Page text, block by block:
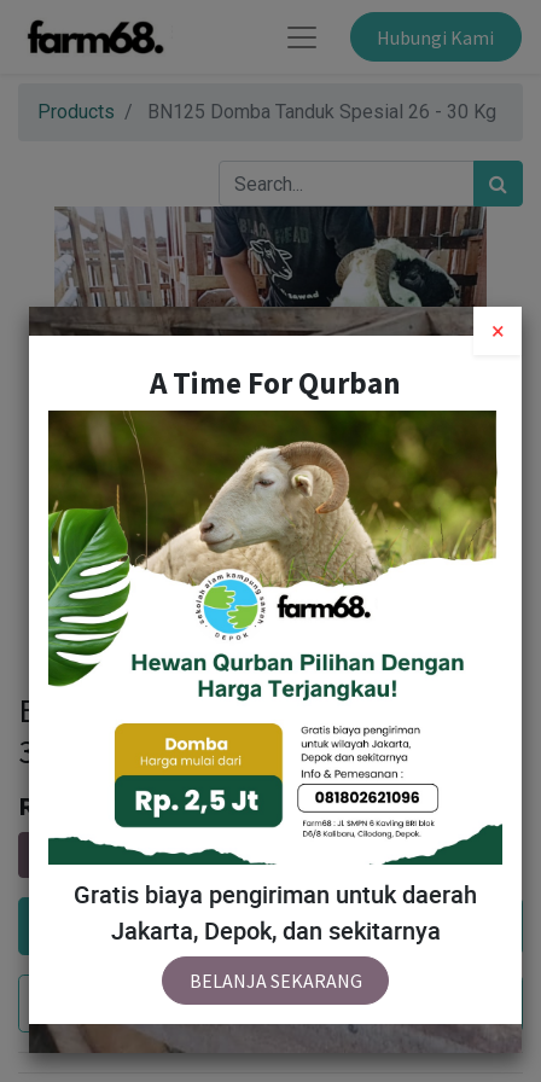
Hubungi Kami
Products BN125 Domba Tanduk Spesial 26 - 30 Kg
BN125 Domba Tanduk Spesial 26 -
30 Kg
Rp 3,231,500
Add to Cart
Buy Now
×
A Time For Qurban
Gratis biaya pengiriman untuk daerah
Jakarta, Depok, dan sekitarnya
BELANJA SEKARANG